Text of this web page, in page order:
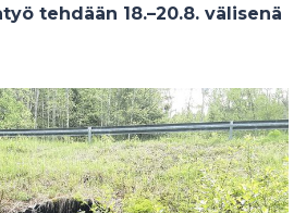
tehdään 18.–20.8. välisenä